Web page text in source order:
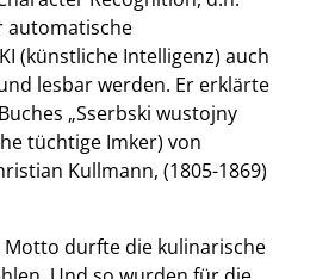
automatische
(künstliche Intelligenz) auch
lesbar werden. Er erklärte
„Sserbski wustojny
tüchtige Imker) von
Kullmann, (1805-1869)
Motto durfte die kulinarische